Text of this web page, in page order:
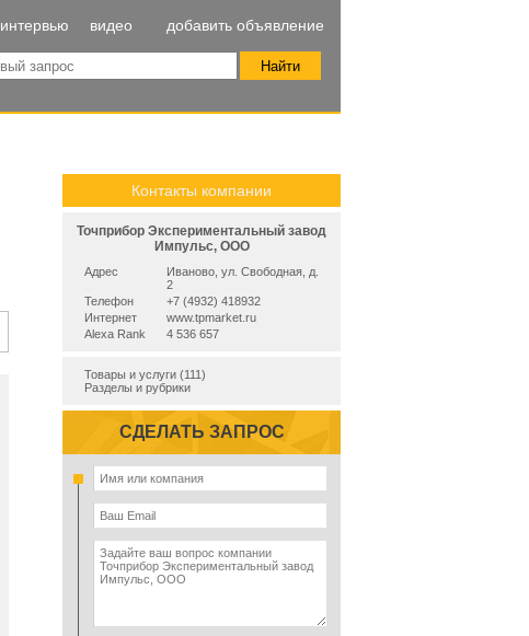
интервью видео добавить объявление
Контакты компании
Точприбор Экспериментальный завод
Импульс, ООО
Адрес
Иваново, ул. Свободная, д.
2
Телефон
+7 (4932) 418932
Интернет
www.tpmarket.ru
Alexa Rank
4 536 657
Товары и услуги (111)
Разделы и рубрики
СДЕЛАТЬ ЗАПРОС